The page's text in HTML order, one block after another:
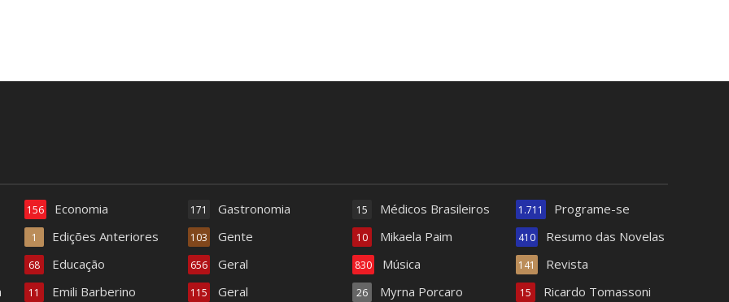
Economia
156
Edições Anteriores
1
Educação
68
Emili Barberino
11
Gastronomia
171
Gente
103
Geral
656
Geral
115
Médicos Brasileiros
15
Mikaela Paim
10
Música
830
Myrna Porcaro
26
Programe-se
1.711
Resumo das Novelas
410
Revista
141
Ricardo Tomassoni
15